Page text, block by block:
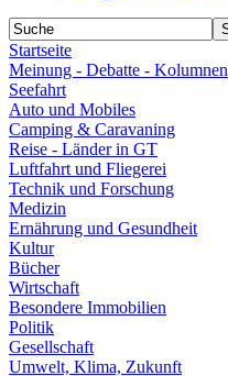
Startseite
Meinung - Debatte - Kolumnen
Seefahrt
Auto und Mobiles
Camping & Caravaning
Reise - Länder in GT
Luftfahrt und Fliegerei
Technik und Forschung
Medizin
Ernährung und Gesundheit
Kultur
Bücher
Wirtschaft
Besondere Immobilien
Politik
Gesellschaft
Umwelt, Klima, Zukunft